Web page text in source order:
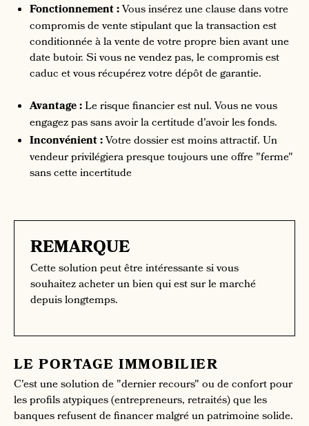
Fonctionnement :Vous insérez une clause dans votre
compromis de vente stipulant que la transaction est
conditionnée à la vente de votre propre bien avant une
date butoir. Si vous ne vendez pas, le compromis est
caduc et vous récupérez votre dépôt de garantie.
Avantage :Le risque financier est nul. Vous ne vous
engagez pas sans avoir la certitude d'avoir les fonds.
Inconvénient :Votre dossier est moins attractif. Un
vendeur privilégiera presque toujours une offre "ferme"
sans cette incertitude
REMARQUE
Cette solution peut être intéressante si vous
souhaitez acheter un bien qui est sur le marché
depuis longtemps.
LE PORTAGE IMMOBILIER
C'est une solution de "dernier recours" ou de confort pour
les profils atypiques (entrepreneurs, retraités) que les
banques refusent de financer malgré un patrimoine solide.